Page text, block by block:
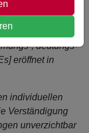
zielt
religiösen
religiöser Praxis
, deutungs-
eröffnet in
individuellen
Verständigung
unverzichtbar